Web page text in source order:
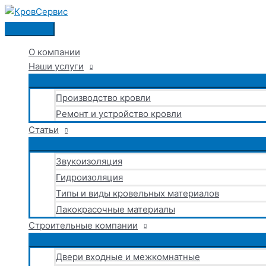
Перейти
к
содержимому
Главное
меню
О компании
Наши услуги
Производство кровли
Ремонт и устройство кровли
Статьи
Звукоизоляция
Гидроизоляция
Типы и виды кровельных материалов
Лакокрасочные материалы
Строительные компании
Двери входные и межкомнатные